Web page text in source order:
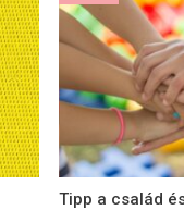
Tipp a család